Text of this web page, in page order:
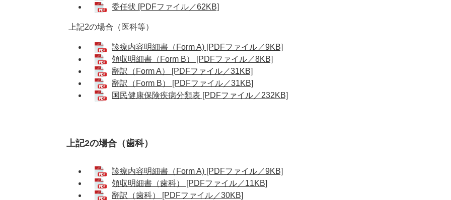
委任状 [PDFファイル／62KB]
上記2の場合（医科等）
診療内容明細書（Form A) [PDFファイル／9KB]
領収明細書（Form B） [PDFファイル／8KB]
翻訳（Form A） [PDFファイル／31KB]
翻訳（Form B） [PDFファイル／31KB]
国民健康保険疾病分類表 [PDFファイル／232KB]
上記2の場合（歯科）
診療内容明細書（Form A) [PDFファイル／9KB]
領収明細書（歯科） [PDFファイル／11KB]
翻訳（歯科） [PDFファイル／30KB]